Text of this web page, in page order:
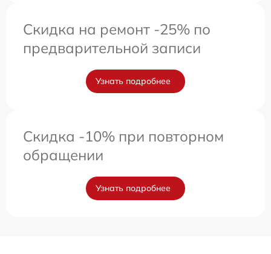
Скидка на ремонт -25% по
предварительной записи
Узнать подробнее
Скидка -10% при повторном
обращении
Узнать подробнее